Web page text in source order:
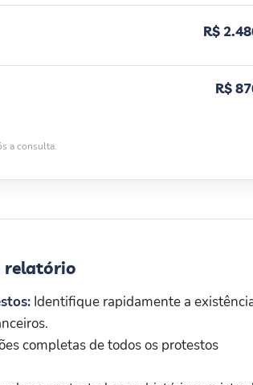
R$
R$
a consulta.
relatório
Identifique rapidamente a
completas de todos os protestos